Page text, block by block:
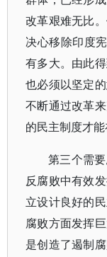
改革艰难无比
决心移除印度
有多大。由此
也必须以坚定
不断通过改革
的民主制度才能
第三个需
反腐败中有效
立设计良好的
腐败方面发挥
是创造了遏制